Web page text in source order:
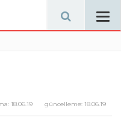
güncelleme: 18.06.19
18.06.19